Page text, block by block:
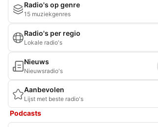
Radio's op genre
15 muziekgenres
Radio's per regio
Lokale radio's
Nieuws
Nieuwsradio's
Aanbevolen
Lijst met beste radio's
Podcasts